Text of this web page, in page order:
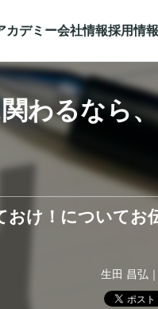
カデミー会社情報採用情報
わるなら
おけ！についてお
生田 昌弘